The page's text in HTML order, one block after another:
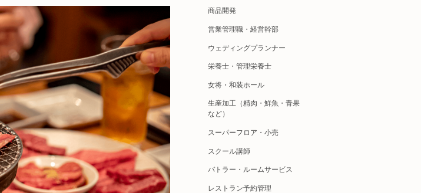
商品開発
営業管理職・経営幹部
ウェディングプランナー
栄養士・管理栄養士
女将・和装ホール
生産加工（精肉・鮮魚・青果
など）
スーパーフロア・小売
スクール講師
バトラー・ルームサービス
レストラン予約管理